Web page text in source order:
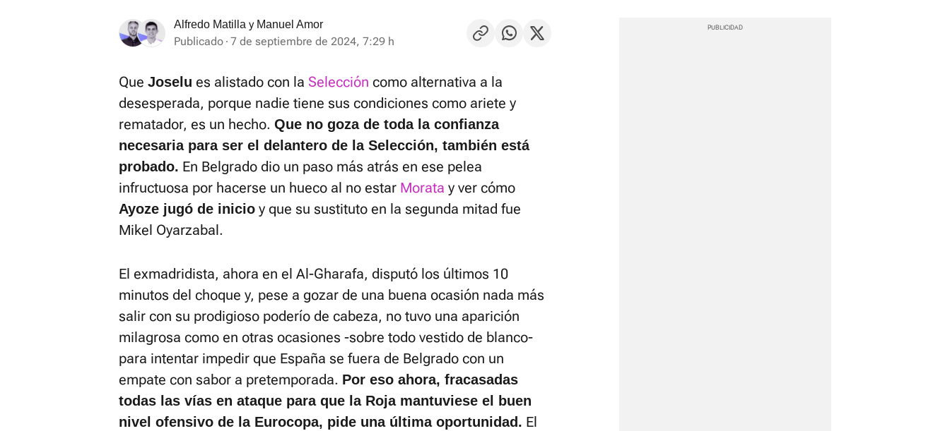
Alfredo Matilla y Manuel Amor
Publicado 7 de septiembre de 2024, 7:29 h
Que Joselu es alistado con la Selección como alternativa a la
desesperada, porque nadie tiene sus condiciones como ariete y
rematador, es un hecho. Que no goza de toda la confianza
necesaria para ser el delantero de la Selección, también está
probado. En Belgrado dio un paso más atrás en ese pelea
infructuosa por hacerse un hueco al no estar Morata y ver cómo
Ayoze jugó de inicio y que su sustituto en la segunda mitad fue
Mikel Oyarzabal.
El exmadridista, ahora en el Al-Gharafa, disputó los últimos 10
minutos del choque y, pese a gozar de una buena ocasión nada más
salir con su prodigioso poderío de cabeza, no tuvo una aparición
milagrosa como en otras ocasiones -sobre todo vestido de blanco-
para intentar impedir que España se fuera de Belgrado con un
empate con sabor a pretemporada. Por eso ahora, fracasadas
todas las vías en ataque para que la Roja mantuviese el buen
nivel ofensivo de la Eurocopa, pide una última oportunidad. El